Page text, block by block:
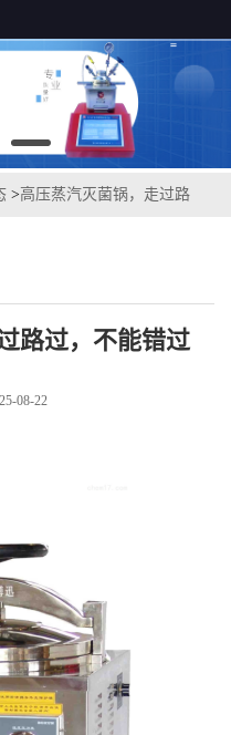
>高压蒸汽灭菌锅，走过路
路过，不能错过
08-22